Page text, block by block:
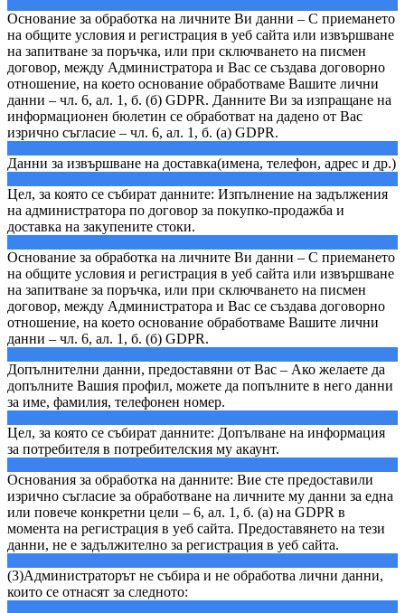
Основание за обработка на личните Ви данни – С приемането
на общите условия и регистрация в уеб сайта или извършване
на запитване за поръчка, или при сключването на писмен
договор, между Администратора и Вас се създава договорно
отношение, на което основание обработваме Вашите лични
данни – чл. 6, ал. 1, б. (б) GDPR. Данните Ви за изпращане на
информационен бюлетин се обработват на дадено от Вас
изрично съгласие – чл. 6, ал. 1, б. (а) GDPR.
Данни за извършване на доставка(имена, телефон, адрес и др.)
Цел, за която се събират данните: Изпълнение на задължения
на администратора по договор за покупко-продажба и
доставка на закупените стоки.
Основание за обработка на личните Ви данни – С приемането
на общите условия и регистрация в уеб сайта или извършване
на запитване за поръчка, или при сключването на писмен
договор, между Администратора и Вас се създава договорно
отношение, на което основание обработваме Вашите лични
данни – чл. 6, ал. 1, б. (б) GDPR.
Допълнителни данни, предоставяни от Вас – Ако желаете да
допълните Вашия профил, можете да попълните в него данни
за име, фамилия, телефонен номер.
Цел, за която се събират данните: Допълване на информация
за потребителя в потребителския му акаунт.
Основания за обработка на данните: Вие сте предоставили
изрично съгласие за обработване на личните му данни за една
или повече конкретни цели – 6, ал. 1, б. (a) на GDPR в
момента на регистрация в уеб сайта. Предоставянето на тези
данни, не е задължително за регистрация в уеб сайта.
(3)Администраторът не събира и не обработва лични данни,
които се отнасят за следното: